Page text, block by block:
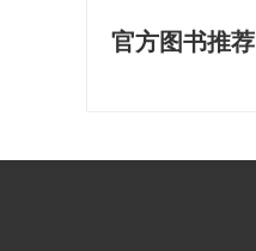
官方图书推荐